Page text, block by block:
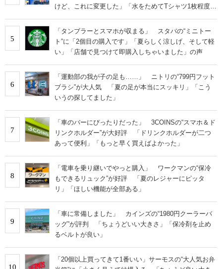
けど、これに変更した」「水をためてTシャツ1枚程度な
5
「タンブラーとスマホが収まる」 スタバの“ミニトー
ト”に「2個目の購入です」「夏らしく涼しげ、そして軽
い」「店舗で見つけて即購入しちゃいました」の声
6
「運動部の我が子の足も……」 ニトリの“799円フット
ブラシ”が大人気 「夏の足が本当にスッキリ」「こう
いうの探してました」
7
「車のバーにぴったりだった」 3COINSの“スマホ＆ド
リンクホルダー”が大好評 「ドリンクホルダーが二つ
あって便利」「もっと早く買えばよかった」
8
「電車を乗り継いでやっと購入」 ワークマンの“保冷
もできるリュック”が好評 「夏のレジャーにピッタ
リ」「ほしい機能が全部ある」
9
「車に常備しました」 カインズの“1980円クーラーバ
ッグ”が評判 「ちょうどいい大きさ」「保冷剤を止め
るベルトが良い」
10
「20個以上買ってきて1番いい」サーモスの“大人気お弁